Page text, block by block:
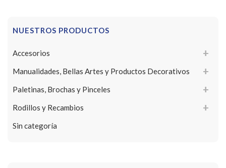
NUESTROS PRODUCTOS
Accesorios
Manualidades, Bellas Artes y Productos Decorativos
Paletinas, Brochas y Pinceles
Rodillos y Recambios
Sin categoría